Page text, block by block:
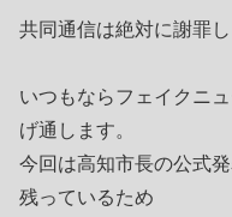
共同通信は絶対に謝罪し
いつもならフェイクニ
げ通します。
今回は高知市長の公式
残っているため